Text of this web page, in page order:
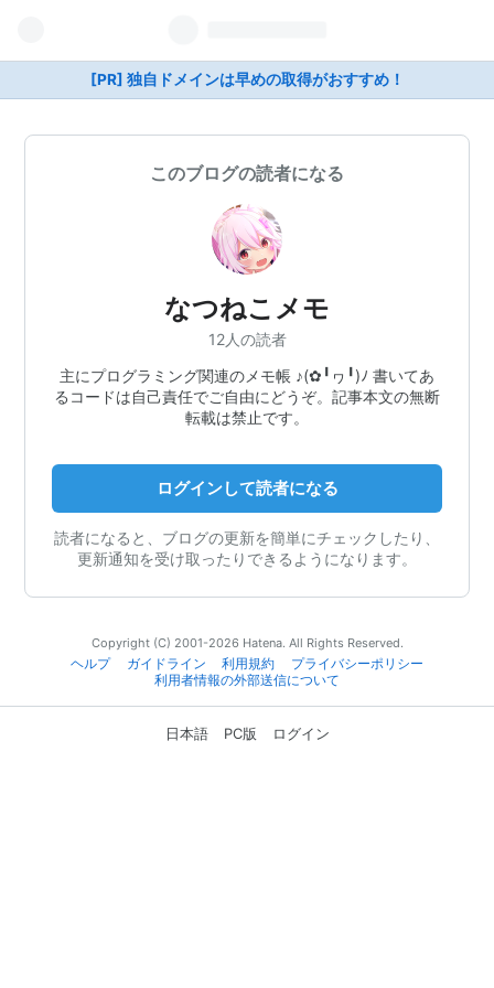
[PR] 独自ドメインは早めの取得がおすすめ！
このブログの読者になる
なつねこメモ
12人の読者
主にプログラミング関連のメモ帳 ♪(✿╹ヮ╹)ﾉ 書いてあ
るコードは自己責任でご自由にどうぞ。記事本文の無断
転載は禁止です。
ログインして読者になる
読者になると、ブログの更新を簡単にチェックしたり、
更新通知を受け取ったりできるようになります。
Copyright (C) 2001-2026 Hatena. All Rights Reserved.
ヘルプ
ガイドライン 利用規約
プライバシーポリシー
利用者情報の外部送信について
日本語 PC版 ログイン